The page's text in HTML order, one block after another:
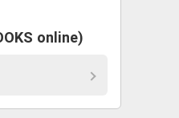
online)